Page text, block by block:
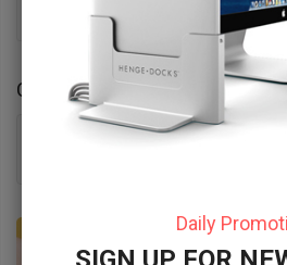
Compare Products
Daily